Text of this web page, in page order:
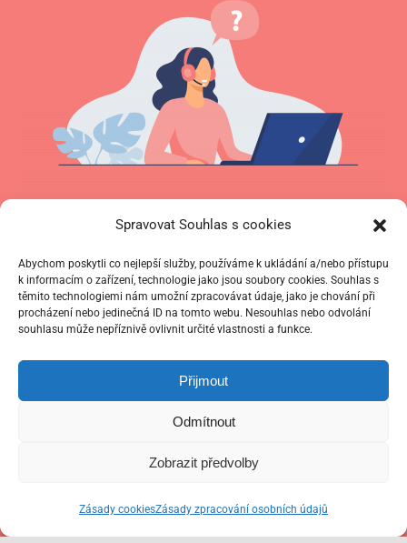
Spravovat Souhlas s cookies
Abychom poskytli co nejlepší služby, používáme k ukládání a/nebo přístupu
k informacím o zařízení, technologie jako jsou soubory cookies. Souhlas s
těmito technologiemi nám umožní zpracovávat údaje, jako je chování při
procházení nebo jedinečná ID na tomto webu. Nesouhlas nebo odvolání
souhlasu může nepříznivě ovlivnit určité vlastnosti a funkce.
Přijmout
Odmítnout
Zobrazit předvolby
Zásady cookiesZásady zpracování osobních údajů
Nevíte, jaká forma výuky Vám nejvíc sedne?
jaké máte s jazykem zkušenosti, jaké jsou
vaše cíle a vybereme pro Vás ideální